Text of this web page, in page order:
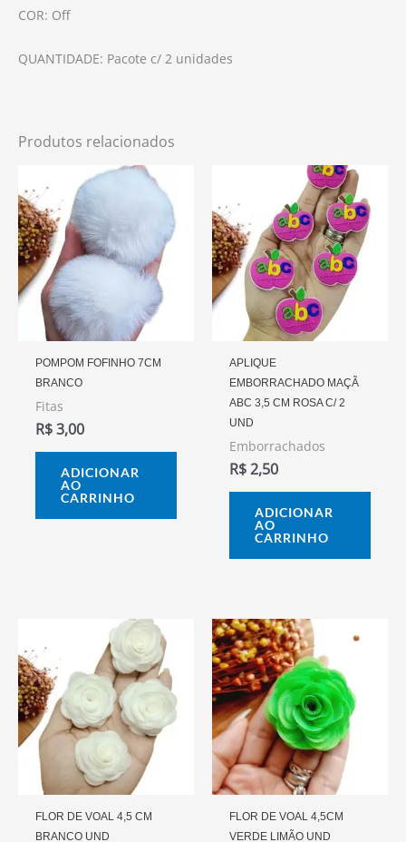
COR: Off
QUANTIDADE: Pacote c/ 2 unidades
Produtos relacionados
POMPOM FOFINHO 7CM
BRANCO
Fitas
R$3,00
ADICIONAR
AO
CARRINHO
APLIQUE
EMBORRACHADO MAÇÃ
ABC 3,5 CM ROSA C/ 2
UND
Emborrachados
R$2,50
ADICIONAR
AO
CARRINHO
FLOR DE VOAL 4,5 CM
BRANCO UND
FLOR DE VOAL 4,5CM
VERDE LIMÃO UND